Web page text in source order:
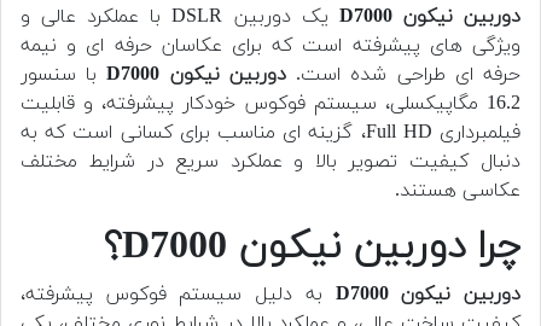
دوربین نیکون D7000
یک دوربین DSLR با عملکرد عالی و
ویژگی های پیشرفته است که برای عکاسان حرفه ای و نیمه
حرفه ای طراحی شده است.دوربین نیکون D7000
با سنسور
16.2 مگاپیکسلی، سیستم فوکوس خودکار پیشرفته، و قابلیت
فیلمبرداری Full HD، گزینه ای مناسب برای کسانی است که به
دنبال کیفیت تصویر بالا و عملکرد سریع در شرایط مختلف
عکاسی هستند.
چرا دوربین نیکون D7000؟
دوربین نیکون D7000
به دلیل سیستم فوکوس پیشرفته،